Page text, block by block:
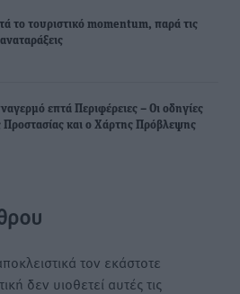
το τουριστικό momentum, παρά τις
επτά Περιφέρειες – Οι οδηγίες
Προστασίας και ο Χάρτης Πρόβλεψης
τον εκάστοτε
δεν υιοθετεί αυτές τις